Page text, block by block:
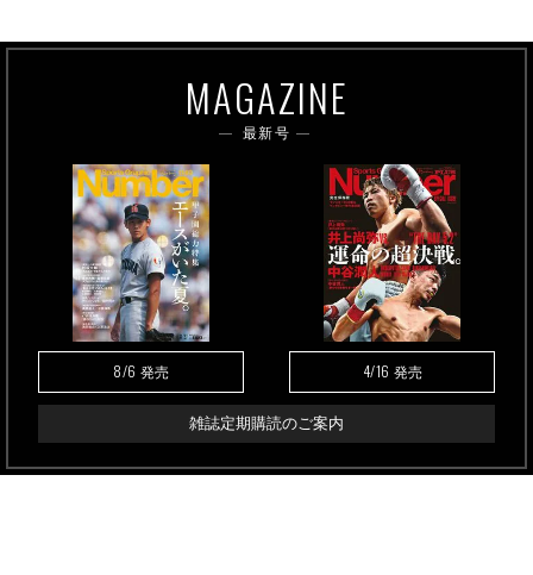
MAGAZINE
最新号
8/6 発売 4/16 発売
雑誌定期購読のご案内